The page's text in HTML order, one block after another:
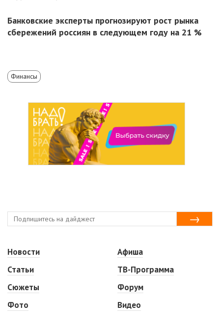
Банковские эксперты прогнозируют рост рынка
сбережений россиян в следующем году на 21 %
Финансы
Новости
Статьи
Сюжеты
Фото
Афиша
ТВ-Программа
Форум
Видео